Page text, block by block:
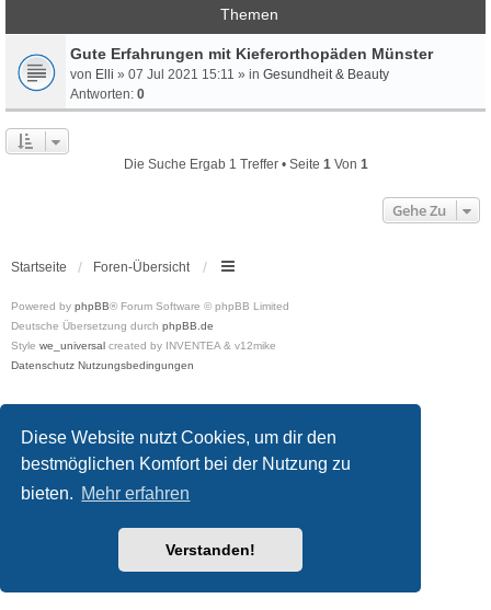
Diese Website nutzt Cookies, um dir den
bestmöglichen Komfort bei der Nutzung zu
bieten. Mehr erfahren
Verstanden!
Themen
Gute Erfahrungen mit Kieferorthopäden Münster
von Elli » 07 Jul 2021 15:11 » in Gesundheit & Beauty
Antworten: 0
Die Suche Ergab 1 Treffer • Seite 1Von 1
Gehe Zu
Startseite Foren-Übersicht
Powered by phpBB® Forum Software © phpBB Limited
Deutsche Übersetzung durch phpBB.de
Style we_universal created by INVENTEA & v12mike
Datenschutz Nutzungsbedingungen